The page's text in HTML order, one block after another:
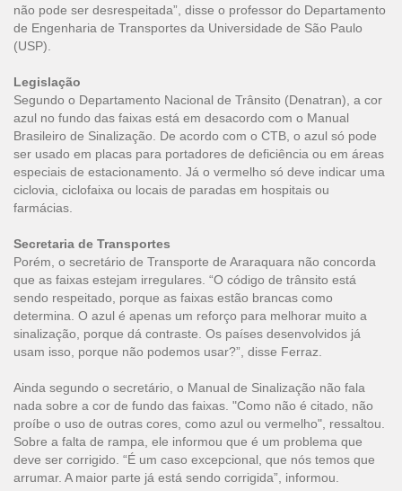
não pode ser desrespeitada”, disse o professor do Departamento
de Engenharia de Transportes da Universidade de São Paulo
(USP).
Legislação
Segundo o Departamento Nacional de Trânsito (Denatran), a cor
azul no fundo das faixas está em desacordo com o Manual
Brasileiro de Sinalização. De acordo com o CTB, o azul só pode
ser usado em placas para portadores de deficiência ou em áreas
especiais de estacionamento. Já o vermelho só deve indicar uma
ciclovia, ciclofaixa ou locais de paradas em hospitais ou
farmácias.
Secretaria de Transportes
Porém, o secretário de Transporte de Araraquara não concorda
que as faixas estejam irregulares. “O código de trânsito está
sendo respeitado, porque as faixas estão brancas como
determina. O azul é apenas um reforço para melhorar muito a
sinalização, porque dá contraste. Os países desenvolvidos já
usam isso, porque não podemos usar?”, disse Ferraz.
Ainda segundo o secretário, o Manual de Sinalização não fala
nada sobre a cor de fundo das faixas. "Como não é citado, não
proíbe o uso de outras cores, como azul ou vermelho", ressaltou.
Sobre a falta de rampa, ele informou que é um problema que
deve ser corrigido. “É um caso excepcional, que nós temos que
arrumar. A maior parte já está sendo corrigida”, informou.